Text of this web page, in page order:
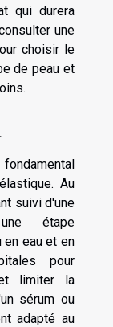
qui durera
une
choisir le
de peau et
Au
suivi d'une
étape
en eau et en
pour
limiter la
sérum ou
adapté au